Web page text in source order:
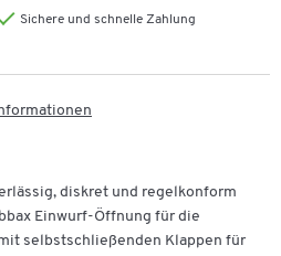
Sichere und schnelle Zahlung
diskret und regelkonform
Einwurf-Öffnung für die
selbstschließenden Klappen für